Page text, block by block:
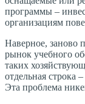
программы –
организациям
Наверное, заново
рынок учебного
таких
отдельная строка
Эта проблема